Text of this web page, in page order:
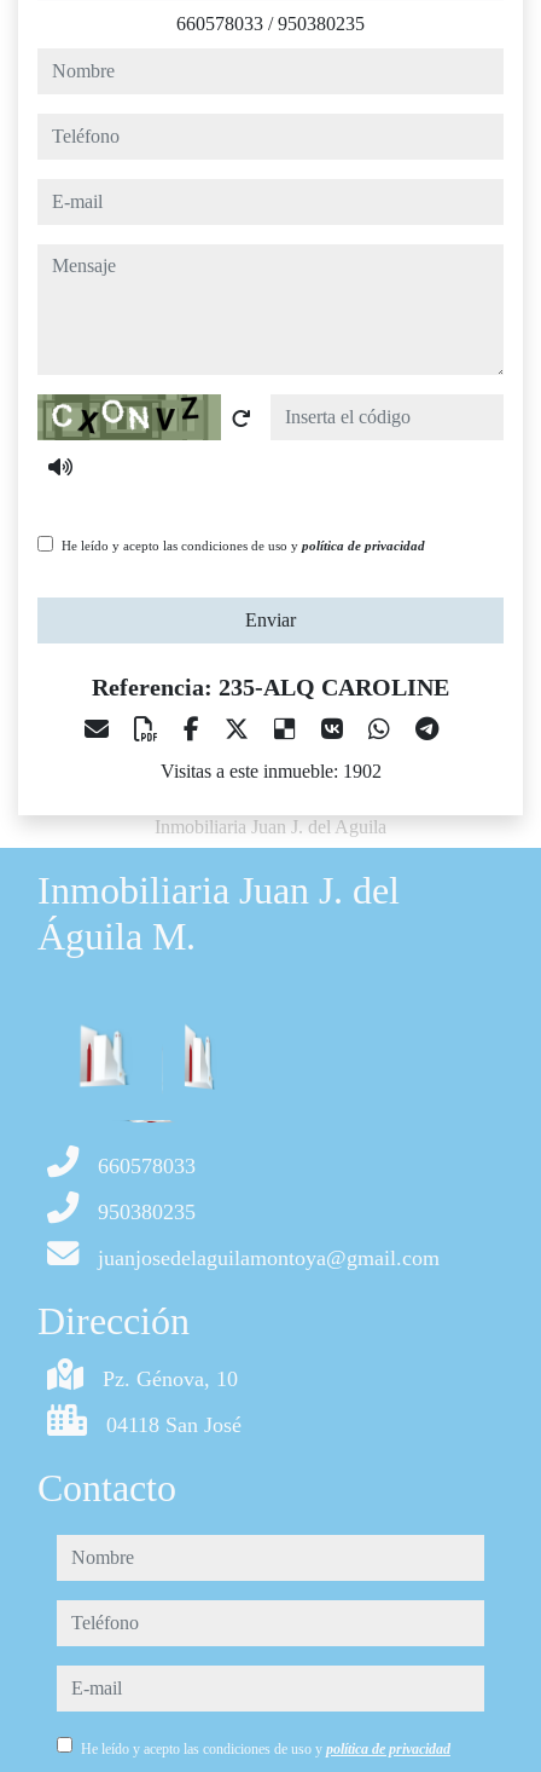
660578033 /950380235
nombre
teléfono
e-mail
mensaje
Captcha
He leído y acepto las condiciones de uso y política de privacidad
Enviar
Referencia: 235-ALQ CAROLINE
Visitas a este inmueble: 1902
Inmobiliaria Juan J. del Aguila
Inmobiliaria Juan J. del
Águila M.
660578033
950380235
juanjosedelaguilamontoya@gmail.com
Dirección
Pz. Génova, 10
04118 San José
Contacto
nombre
teléfono
e-mail
He leído y acepto las condiciones de uso y política de privacidad